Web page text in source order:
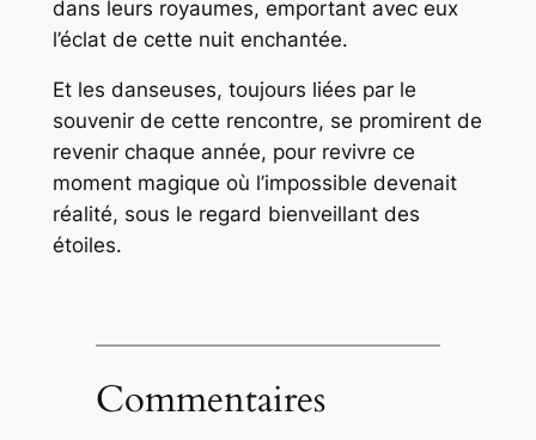
dans leurs royaumes, emportant avec eux
l’éclat de cette nuit enchantée.
Et les danseuses, toujours liées par le
souvenir de cette rencontre, se promirent de
revenir chaque année, pour revivre ce
moment magique où l’impossible devenait
réalité, sous le regard bienveillant des
étoiles.
Commentaires